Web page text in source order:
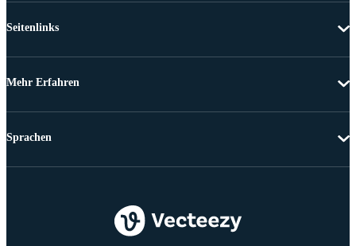
Seitenlinks
Mehr Erfahren
Sprachen